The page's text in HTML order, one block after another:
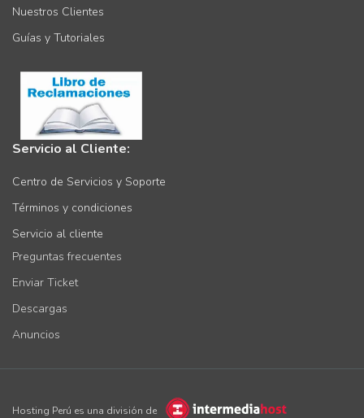
Nuestros Clientes
Guías y Tutoriales
Servicio al Cliente:
Centro de Servicios y Soporte
Términos y condiciones
Servicio al cliente
Preguntas frecuentes
Enviar Ticket
Descargas
Anuncios
Hosting Perú es una división de